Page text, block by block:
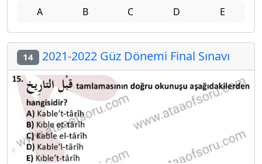
A B C D E
14 2021-2022 Güz Dönemi Final Sınavı